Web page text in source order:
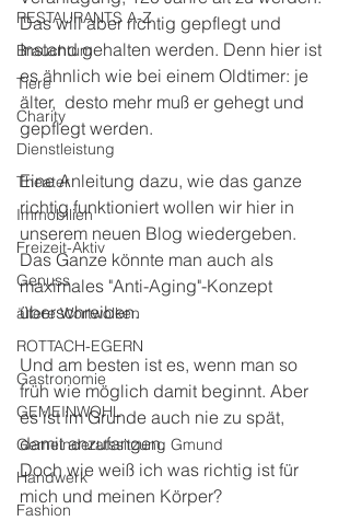
RESTAURANTS A-Z
Brauchtum
Tiere
Charity
Dienstleistung
Theater
Immobilien
Freizeit-Aktiv
Genuss
ältere Wortwolken
ROTTACH-EGERN
Gastronomie
GEMEINWOHL
Gemeinderatssitzung Gmund
Handwerk
Fashion
Das will aber richtig gepflegt und
Instand gehalten werden. Denn hier ist
es ähnlich wie bei einem Oldtimer: je
älter,  desto mehr muß er gehegt und
gepflegt werden.
Eine Anleitung dazu, wie das ganze
richtig funktioniert wollen wir hier in
unserem neuen Blog wiedergeben.
Das Ganze könnte man auch als
maximales "Anti-Aging"-Konzept
überschreiben.
Und am besten ist es, wenn man so
früh wie möglich damit beginnt. Aber
es ist im Grunde auch nie zu spät,
damit anzufangen.
Doch wie weiß ich was richtig ist für
mich und meinen Körper?